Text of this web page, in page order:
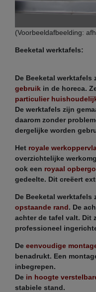
(Voorbeeldafbeelding:
Beeketal werktafels:
De Beeketal werktafels
gebruik in de horeca.
particulier
De werktafels zijn
daarom zonder
dergelijke worden
Het royale
overzichtelijke
ook een royaal
gedeelte. Dit creëert
De Beeketal werktafels
opstaande rand. De
achter de tafel valt. Dit
professioneel
De eenvoudige
benadrukt. Een
inbegrepen.
De in hoogte
stabiele stand.